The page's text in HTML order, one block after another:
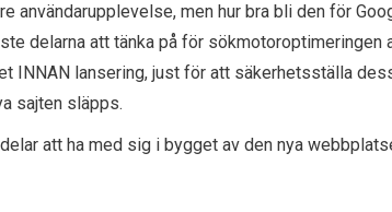
användarupplevelse, men hur bra bli den för
delarna att tänka på för sökmotoroptimeringen
INNAN lansering, just för att säkerhetsställa
sajten släpps.
att ha med sig i bygget av den nya